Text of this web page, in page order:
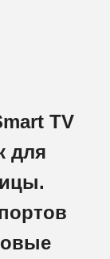
TV
для